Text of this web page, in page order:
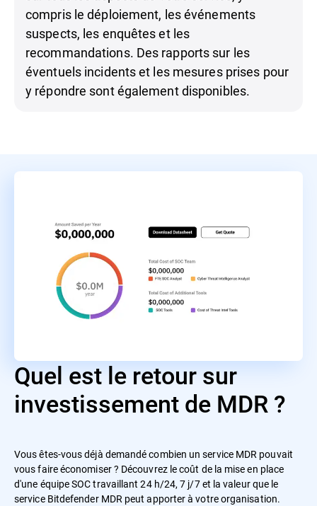
compris le déploiement, les événements
suspects, les enquêtes et les
recommandations. Des rapports sur les
éventuels incidents et les mesures prises pour
y répondre sont également disponibles.
Quel est le retour sur
investissement de MDR ?
Vous êtes-vous déjà demandé combien un service MDR pouvait
vous faire économiser ? Découvrez le coût de la mise en place
d'une équipe SOC travaillant 24 h/24, 7 j/7 et la valeur que le
service Bitdefender MDR peut apporter à votre organisation.